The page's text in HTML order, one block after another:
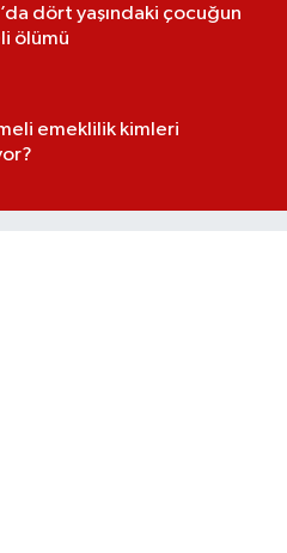
dört yaşındaki çocuğun
ölümü
emeklilik kimleri